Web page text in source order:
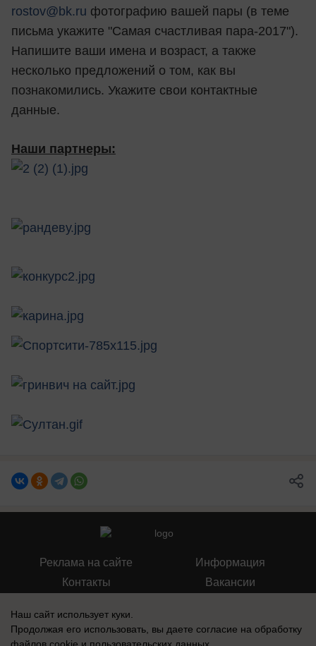
rostov@bk.ru фотографию вашей пары (в теме
письма укажите "Самая счастливая пара-2017").
Напишите ваши имена и возраст, а также
несколько предложений о том, как вы
познакомились. Укажите свои контактные
данные.
Наши партнеры:
Реклама на сайте
Контакты
Информация
Вакансии
Наш сайт использует куки.
Продолжая его использовать, вы даете согласие на обработку